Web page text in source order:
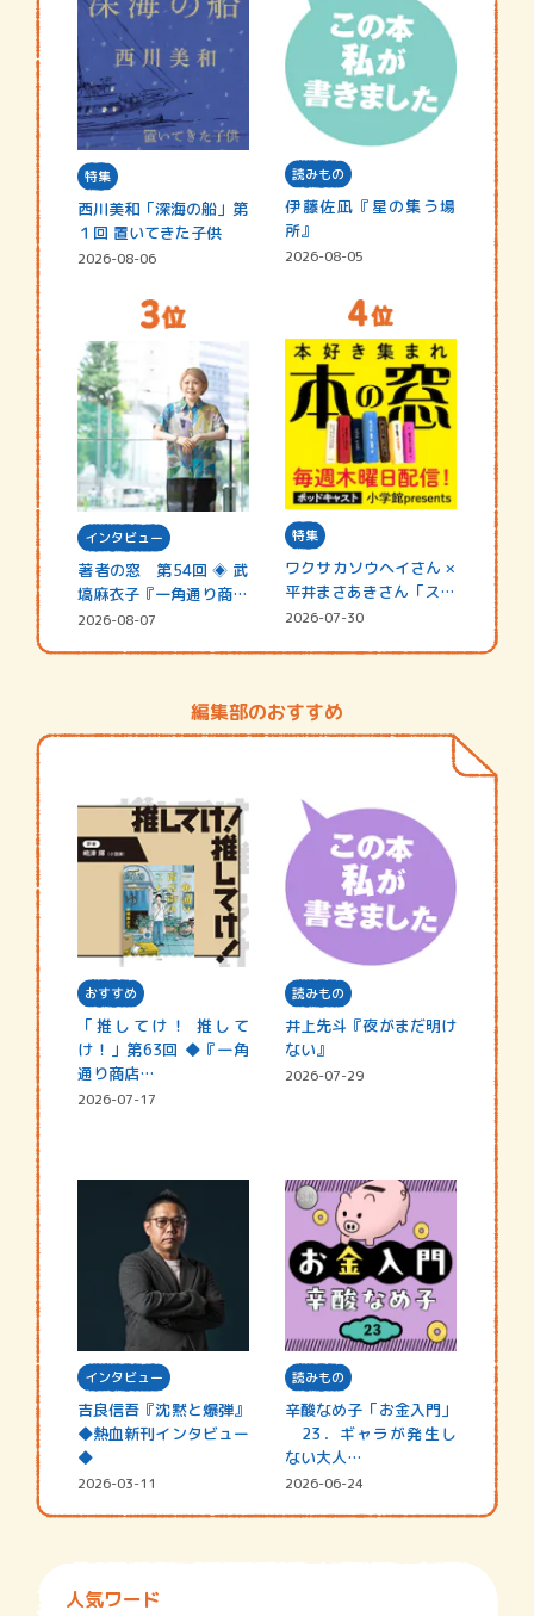
特集
西川美和「深海の船」第
１回 置いてきた子供
2026-08-06
読みもの
伊藤佐凪『星の集う場
所』
2026-08-05
インタビュー
著者の窓 第54回 ◈ 武
塙麻衣子『一角通り商店
街の…
2026-08-07
特集
ワクサカソウヘイさん ×
平井まさあきさん「スペ
シャ…
2026-07-30
編集部のおすすめ
おすすめ
「推してけ！ 推して
け！」第63回 ◆『一角
通り商店…
2026-07-17
読みもの
井上先斗『夜がまだ明け
ない』
2026-07-29
インタビュー
吉良信吾『沈黙と爆弾』
◆熱血新刊インタビュー
◆
2026-03-11
読みもの
辛酸なめ子「お金入門」
23．ギャラが発生し
ない大人…
2026-06-24
人気ワード